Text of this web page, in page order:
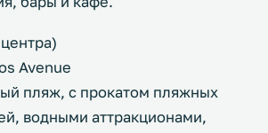
Avenue
пляж, с прокатом пляжных
водными аттракционами,